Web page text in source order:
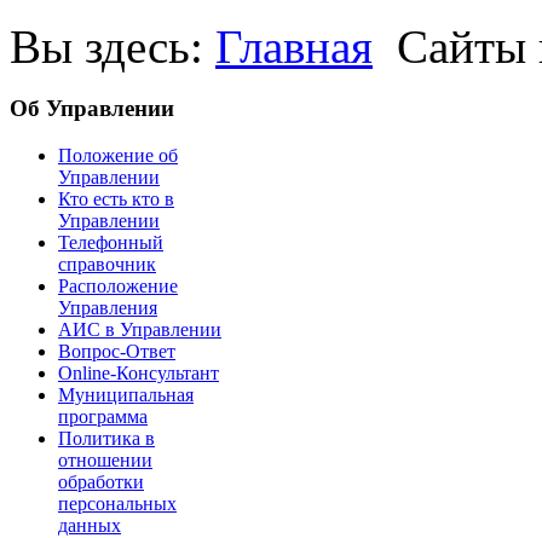
Вы здесь: Главная Сайты
Об Управлении
Положение об
Управлении
Кто есть кто в
Управлении
Телефонный
справочник
Расположение
Управления
АИС в Управлении
Вопрос-Ответ
Online-Консультант
Муниципальная
программа
Политика в
отношении
обработки
персональных
данных